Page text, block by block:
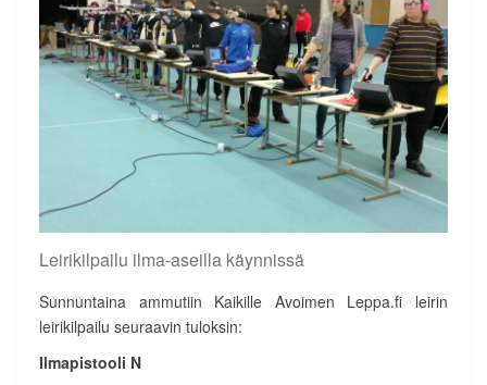
Leirikilpailu ilma-aseilla käynnissä
Sunnuntaina ammutiin Kaikille Avoimen Leppa.fi leirin
leirikilpailu seuraavin tuloksin:
Ilmapistooli N